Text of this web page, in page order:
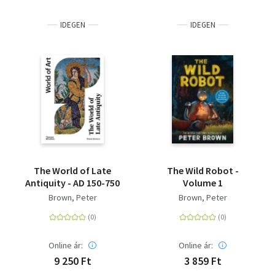
IDEGEN
The World of Late
Antiquity - AD 150-750
Brown, Peter
Online ár:
9 250 Ft
IDEGEN
The Wild Robot -
Volume 1
Brown, Peter
Online ár:
3 859 Ft